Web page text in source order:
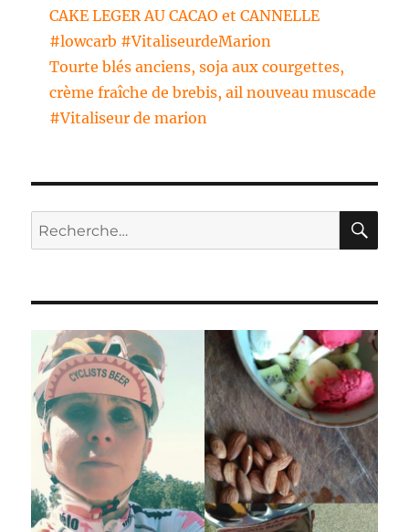
CAKE LEGER AU CACAO et CANNELLE
#lowcarb #VitaliseurdeMarion
Tourte blés anciens, soja aux courgettes,
crème fraîche de brebis, ail nouveau muscade
#Vitaliseur de marion
Recherche
pour :